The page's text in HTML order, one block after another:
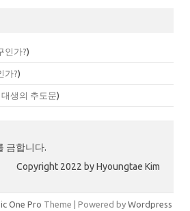
인가?)
가?)
생의 추도문)
금합니다.
Copyright 2022 by Hyoungtae Kim
One Pro Theme | Powered by Wordpress